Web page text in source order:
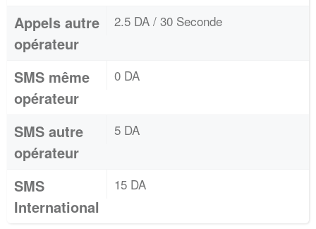
Appels autre
opérateur
2.5 DA / 30 Seconde
SMS même
opérateur
0 DA
SMS autre
opérateur
5 DA
SMS
International
15 DA